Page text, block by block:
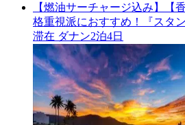
【燃油サーチャージ込み】【
格重視派におすすめ！『スタ
滞在 ダナン2泊4日